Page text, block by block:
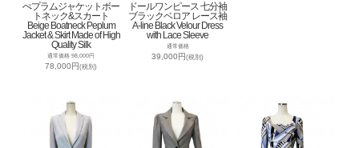
ぺプラムジャケットボー
トネック&スカート
Beige Boatneck Peplum
Jacket & Skirt Made of High
Quality Silk
通常価格 98,000円
78,000円(税別)
ドールワンピース 七分袖
ブラックベロア レース袖
A-line Black Velour Dress
with Lace Sleeve
通常価格
39,000円(税別)